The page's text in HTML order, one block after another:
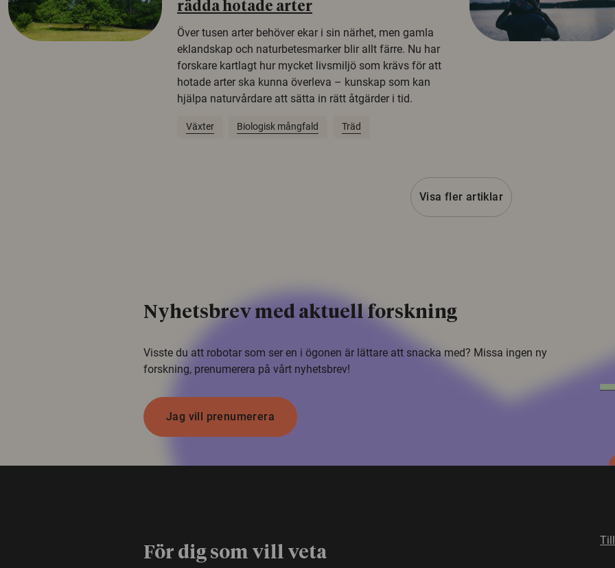
rädda hotade arter
Över tusen arter behöver ekar i sin närhet, men gamla
eklandskap och naturbetesmarker blir allt färre. Nu har
forskare kartlagt hur mycket livsmiljö som krävs för att
hotade arter ska kunna överleva – kunskap som kan
hjälpa naturvårdare att sätta in rätt åtgärder i tid.
Växter Biologisk mångfald Träd
Visa fler artiklar
Nyhetsbrev med aktuell forskning
Visste du att robotar som ser en i ögonen är lättare att snacka med? Missa ingen ny
forskning, prenumerera på vårt nyhetsbrev!
Jag vill prenumerera
För dig som vill veta